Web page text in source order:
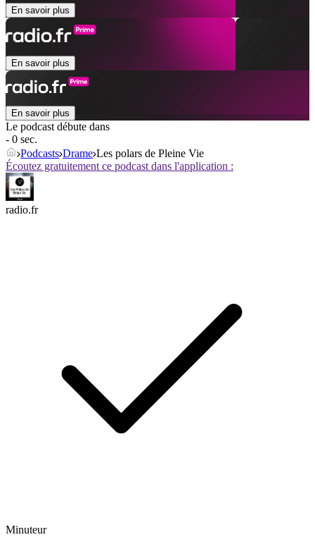
En savoir plus
En savoir plus
En savoir plus
Le podcast débute dans
- 0 sec.
Podcasts Drame Les polars de Pleine Vie
Écoutez gratuitement ce podcast dans l'application :
radio.fr
Minuteur